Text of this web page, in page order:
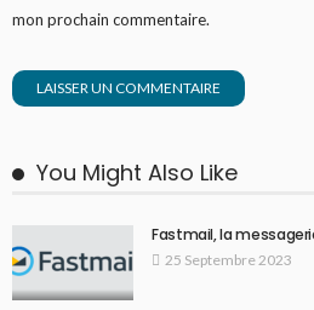
mon prochain commentaire.
You Might Also Like
Fastmail, la
25 Septembre 2023